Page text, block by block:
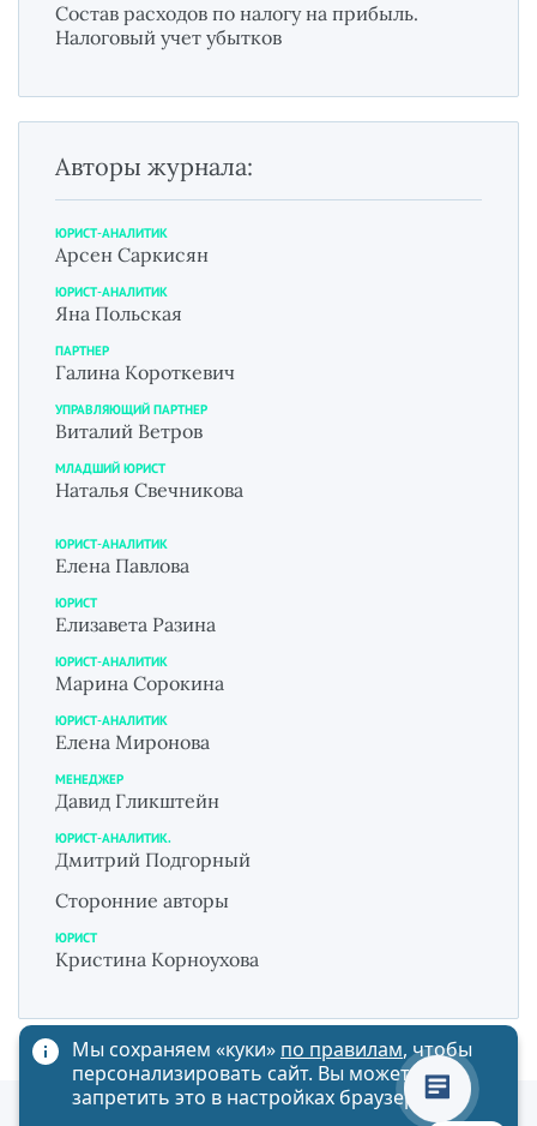
Состав расходов по налогу на прибыль.
Налоговый учет убытков
Авторы журнала:
ЮРИСТ-АНАЛИТИК
Арсен Саркисян
ЮРИСТ-АНАЛИТИК
Яна Польская
ПАРТНЕР
Галина Короткевич
УПРАВЛЯЮЩИЙ ПАРТНЕР
Виталий Ветров
МЛАДШИЙ ЮРИСТ
Наталья Свечникова
ЮРИСТ-АНАЛИТИК
Елена Павлова
ЮРИСТ
Елизавета Разина
ЮРИСТ-АНАЛИТИК
Марина Сорокина
ЮРИСТ-АНАЛИТИК
Елена Миронова
МЕНЕДЖЕР
Давид Гликштейн
ЮРИСТ-АНАЛИТИК.
Дмитрий Подгорный
Сторонние авторы
ЮРИСТ
Кристина Корноухова
Мы сохраняем «куки» по правилам, чтобы
персонализировать сайт. Вы можете
запретить это в настройках браузера